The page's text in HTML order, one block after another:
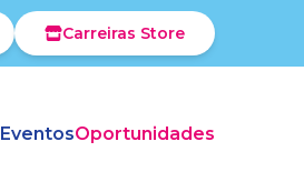
Carreiras Store
EventosOportunidades